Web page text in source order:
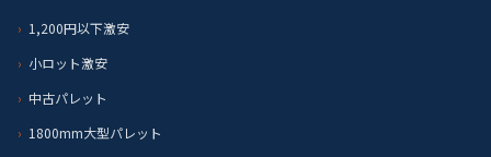
1,200円以下激安
小ロット激安
中古パレット
1800mm大型パレット